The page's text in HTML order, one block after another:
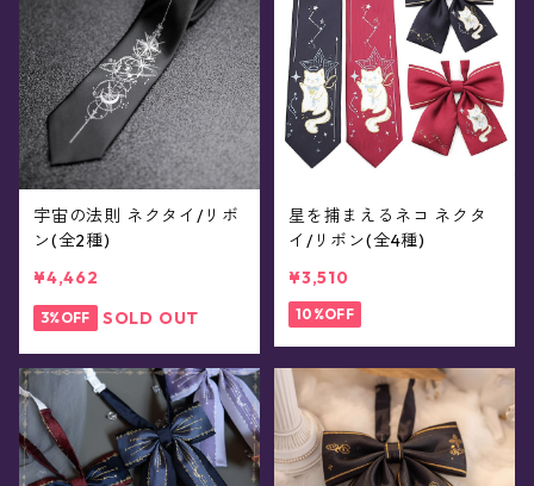
宇宙の法則 ネクタイ/リボ
ン(全2種)
¥4,462
3%OFF SOLD OUT
星を捕まえるネコ ネクタ
イ/リボン(全4種)
¥3,510
10%OFF